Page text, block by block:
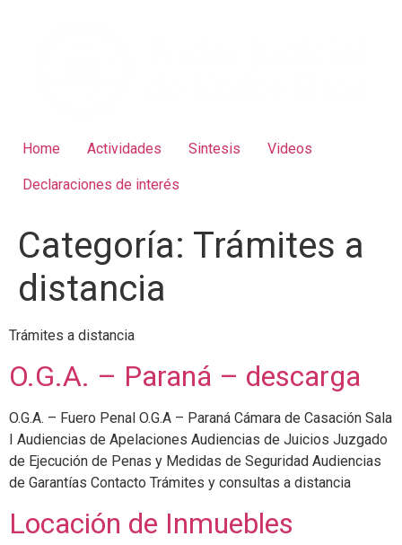
Home Actividades Sintesis Videos
Declaraciones de interés
Categoría: Trámites a
distancia
Trámites a distancia
O.G.A. – Paraná – descarga
O.G.A. – Fuero Penal O.G.A – Paraná Cámara de Casación Sala
I Audiencias de Apelaciones Audiencias de Juicios Juzgado
de Ejecución de Penas y Medidas de Seguridad Audiencias
de Garantías Contacto Trámites y consultas a distancia
Locación de Inmuebles